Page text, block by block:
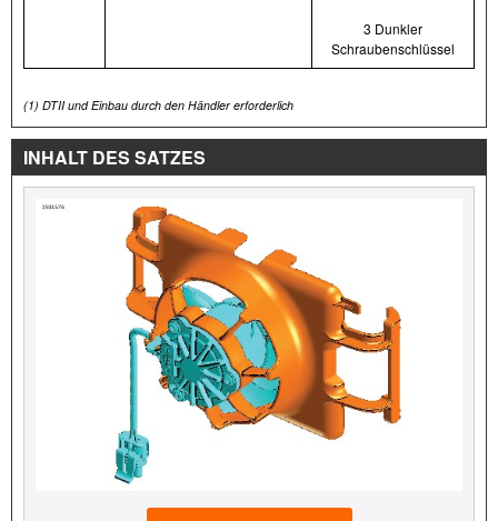
3 Dunkler
Schraubenschlüssel
(1) DTII und Einbau durch den Händler erforderlich
INHALT DES SATZES